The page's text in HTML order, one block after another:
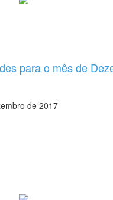
para o mês de
de 2017